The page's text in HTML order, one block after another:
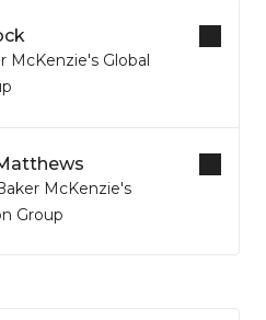
McKenzie's Global
McKenzie's
Group